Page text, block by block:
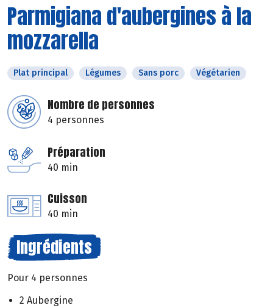
Parmigiana d'aubergines à la
mozzarella
Plat principal Légumes Sans porc Végétarien
Nombre de personnes
4 personnes
Préparation
40 min
Cuisson
40 min
Ingrédients
Pour 4 personnes
2 Aubergine